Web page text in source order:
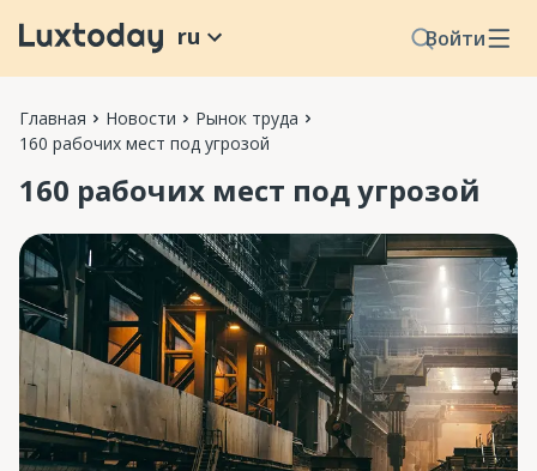
Войти
ru
Главная Новости
Рынок труда
160 рабочих мест под угрозой
160 рабочих мест под угрозой